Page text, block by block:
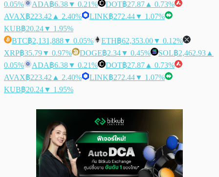
0.05%
ADA฿6.38▼ 0.21% DOT฿27.87 ▲ 0.73%
AVAX฿223.42 ▲ 2.40% LINK฿272.44▼ 1.07%
KUB฿20.24▼ 1.95%
BTC฿2,131,888▼ 0.05% ETH฿62,353.00▼ 0.12%
XRP฿35.79▼ 0.97% DOGE฿2.34▼ 0.45% SOL฿2,462.93 ▲
0.05%
ADA฿6.38▼ 0.21% DOT฿27.87 ▲ 0.73%
AVAX฿223.42 ▲ 2.40% LINK฿272.44▼ 1.07%
KUB฿20.24▼ 1.95%